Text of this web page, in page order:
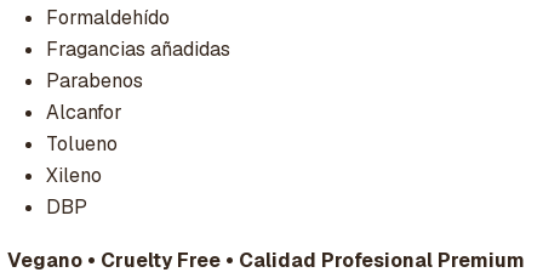
Formaldehído
Fragancias añadidas
Parabenos
Alcanfor
Tolueno
Xileno
DBP
Vegano • Cruelty Free • Calidad Profesional Premium